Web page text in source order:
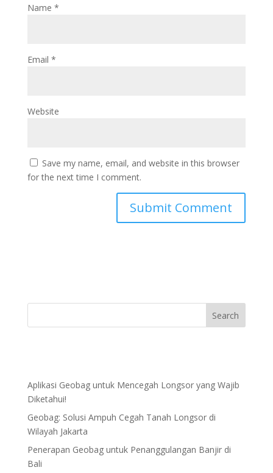
Name *
Email *
Website
Save my name, email, and website in this browser
for the next time I comment.
Aplikasi Geobag untuk Mencegah Longsor yang Wajib
Diketahui!
Geobag: Solusi Ampuh Cegah Tanah Longsor di
Wilayah Jakarta
Penerapan Geobag untuk Penanggulangan Banjir di
Bali